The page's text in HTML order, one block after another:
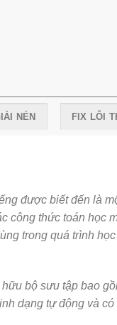
NÉN FIX LỖI
được biết đến là
công thức toán học
trong quá trình
hữu bộ sưu tập bao
dạng tự động và